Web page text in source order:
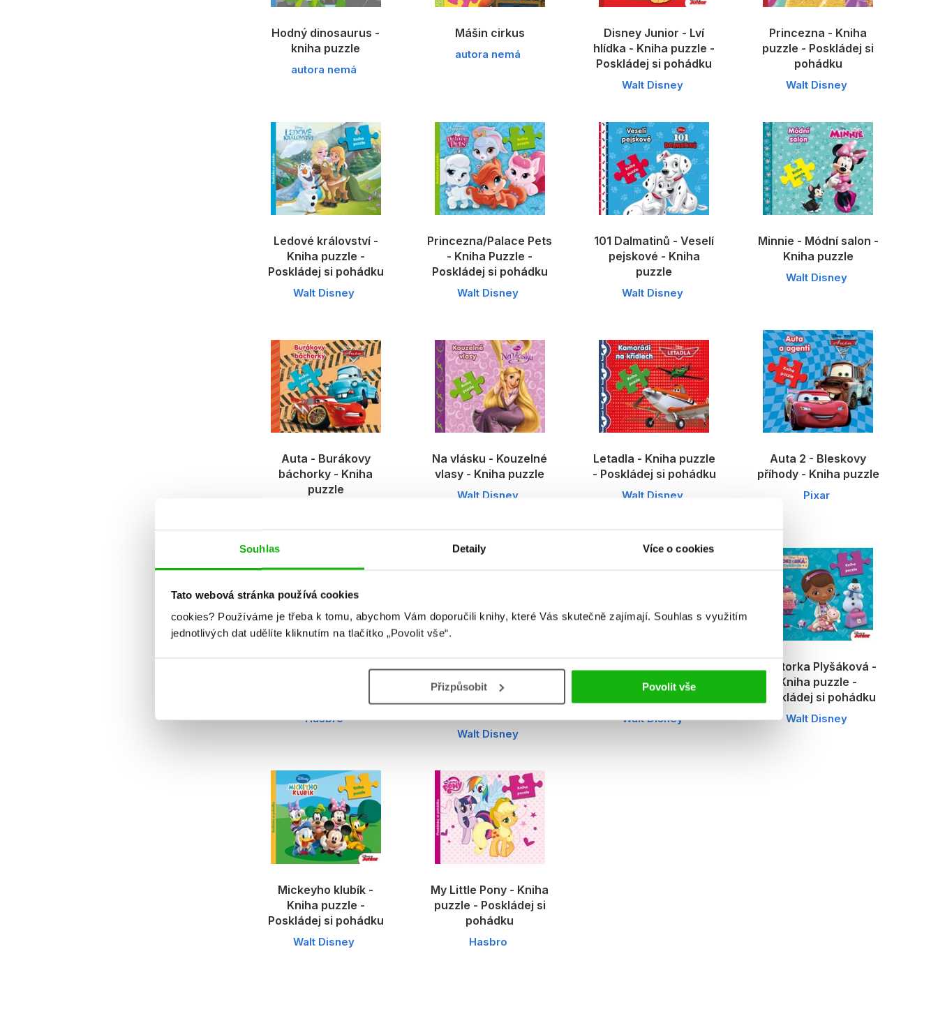
Souhlas Detaily Více o cookies
Tato webová stránka používá cookies
cookies? Používáme je třeba k tomu, abychom Vám doporučili knihy, které Vás skutečně zajímají. Souhlas s využitím
jednotlivých dat udělíte kliknutím na tlačítko „Povolit vše“.
Přizpůsobit Povolit vše
Hodný dinosaurus -
kniha puzzle
autora nemá
Mášin cirkus
autora nemá
Disney Junior - Lví
hlídka - Kniha puzzle -
Poskládej si pohádku
Walt Disney
Princezna - Kniha
puzzle - Poskládej si
pohádku
Walt Disney
Ledové království -
Kniha puzzle -
Poskládej si pohádku
Walt Disney
Princezna/Palace Pets
- Kniha Puzzle -
Poskládej si pohádku
Walt Disney
101 Dalmatinů - Veselí
pejskové - Kniha
puzzle
Walt Disney
Minnie - Módní salon -
Kniha puzzle
Walt Disney
Auta - Burákovy
báchorky - Kniha
puzzle
Na vlásku - Kouzelné
vlasy - Kniha puzzle
Walt Disney
Letadla - Kniha puzzle
- Poskládej si pohádku
Walt Disney
Auta 2 - Bleskovy
příhody - Kniha puzzle
Pixar
My Little Pony - Kniha
Hasbro
Jake a piráti ze Země
Nezemě - Kniha
puzzle - Poskládej si
Walt Disney
puzzle - Poskládej si
Walt Disney
Doktorka Plyšáková -
Kniha puzzle -
Poskládej si pohádku
Walt Disney
Mickeyho klubík -
Kniha puzzle -
Poskládej si pohádku
Walt Disney
My Little Pony - Kniha
puzzle - Poskládej si
pohádku
Hasbro